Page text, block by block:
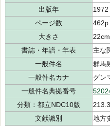
出版年
1972
ページ数
462p
大きさ
22cm
書誌・年譜・年表
主な
一般件名
群馬
一般件名カナ
グン
一般件名典拠番号
分類：都立NDC10版
213.3
文献識別
地方